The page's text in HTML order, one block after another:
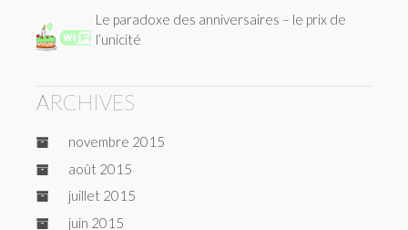
Le paradoxe des anniversaires – le prix de
l’unicité
ARCHIVES
novembre 2015
août 2015
juillet 2015
juin 2015